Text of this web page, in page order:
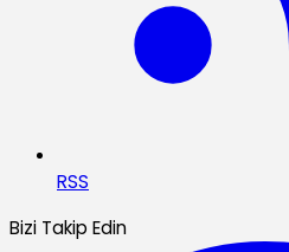
RSS
Bizi Takip Edin